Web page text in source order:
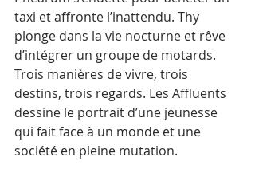
taxi et affronte l’inattendu. Thy
plonge dans la vie nocturne et rêve
d’intégrer un groupe de motards.
Trois manières de vivre, trois
destins, trois regards. Les Affluents
dessine le portrait d’une jeunesse
qui fait face à un monde et une
société en pleine mutation.